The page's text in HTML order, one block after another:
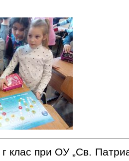
клас при ОУ „Св.